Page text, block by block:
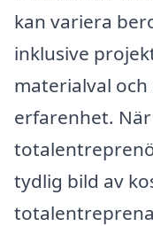
kan variera
inklusive
materialval
erfarenhet.
tydlig bild av